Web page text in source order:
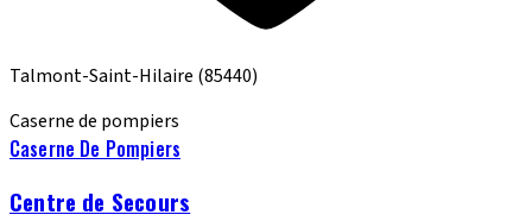
Talmont-Saint-Hilaire (85440)
Caserne de pompiers
Caserne De Pompiers
Centre de Secours